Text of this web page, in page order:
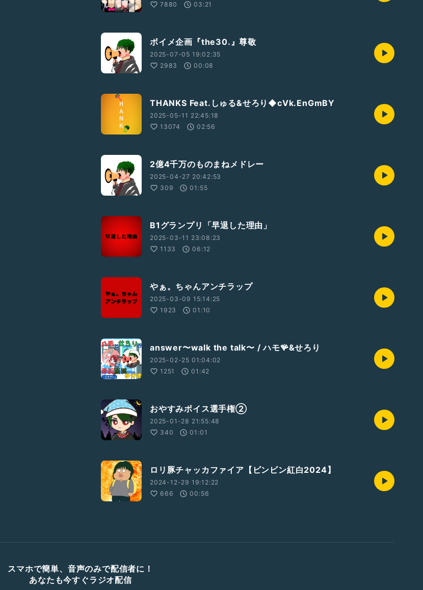
7880
03:21
ボイメ企画『the30.』尊敬
2025-07-05 19:02:35
2983
00:08
THANKS Feat.しゅる&せろり◆cVk.EnGmBY
2025-05-11 22:45:18
13074
02:56
2億4千万のものまねメドレー
2025-04-27 20:42:53
309
01:55
B1グランプリ「早退した理由」
2025-03-11 23:08:23
1133
06:12
やぁ。ちゃんアンチラップ
2025-03-09 15:14:25
1923
01:10
answer〜walk the talk〜 / ハモ🪸&せろり
2025-02-25 01:04:02
1251
01:42
おやすみボイス選手権②
2025-01-28 21:55:48
340
01:01
ロリ豚チャッカファイア【ビンビン紅白2024】
2024-12-29 19:12:22
666
00:56
スマホで簡単、音声のみで配信者に！
あなたも今すぐラジオ配信